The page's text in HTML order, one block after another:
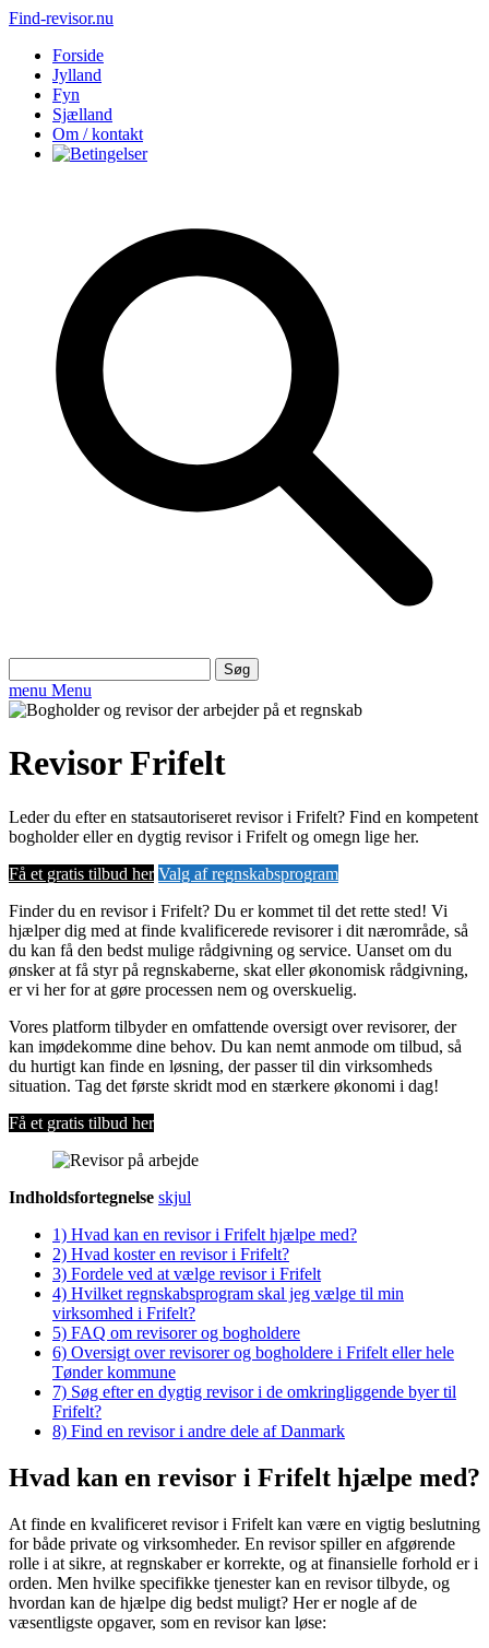
Find-revisor.nu
Forside
Jylland
Fyn
Sjælland
Om / kontakt
efter:
menu Menu
Revisor Frifelt
Leder du efter en statsautoriseret revisor i Frifelt? Find en kompetent
bogholder eller en dygtig revisor i Frifelt og omegn lige her.
Få et gratis tilbud her Valg af regnskabsprogram
Finder du en revisor i Frifelt? Du er kommet til det rette sted! Vi
hjælper dig med at finde kvalificerede revisorer i dit nærområde, så
du kan få den bedst mulige rådgivning og service. Uanset om du
ønsker at få styr på regnskaberne, skat eller økonomisk rådgivning,
er vi her for at gøre processen nem og overskuelig.
Vores platform tilbyder en omfattende oversigt over revisorer, der
kan imødekomme dine behov. Du kan nemt anmode om tilbud, så
du hurtigt kan finde en løsning, der passer til din virksomheds
situation. Tag det første skridt mod en stærkere økonomi i dag!
Få et gratis tilbud her
Indholdsfortegnelse skjul
1) Hvad kan en revisor i Frifelt hjælpe med?
2) Hvad koster en revisor i Frifelt?
3) Fordele ved at vælge revisor i Frifelt
4) Hvilket regnskabsprogram skal jeg vælge til min
virksomhed i Frifelt?
5) FAQ om revisorer og bogholdere
6) Oversigt over revisorer og bogholdere i Frifelt eller hele
Tønder kommune
7) Søg efter en dygtig revisor i de omkringliggende byer til
Frifelt?
8) Find en revisor i andre dele af Danmark
Hvad kan en revisor i Frifelt hjælpe med?
At finde en kvalificeret revisor i Frifelt kan være en vigtig beslutning
for både private og virksomheder. En revisor spiller en afgørende
rolle i at sikre, at regnskaber er korrekte, og at finansielle forhold er i
orden. Men hvilke specifikke tjenester kan en revisor tilbyde, og
hvordan kan de hjælpe dig bedst muligt? Her er nogle af de
væsentligste opgaver, som en revisor kan løse: